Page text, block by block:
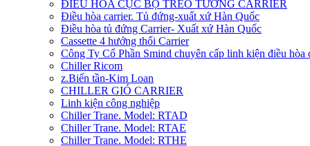
ĐIỀU HÒA CỤC BỘ TREO TƯỜNG CARRIER
Điều hòa carrier. Tủ đứng-xuất xứ Hàn Quốc
Điều hòa tủ đứng Carrier- Xuất xứ Hàn Quốc
Cassette 4 hướng thổi Carrier
Công Ty Cổ Phần Smind chuyên cấp linh kiện điều hòa
Chiller Ricom
z.Biến tần-Kim Loan
CHILLER GIÓ CARRIER
Linh kiện công nghiệp
Chiller Trane. Model: RTAD
Chiller Trane. Model: RTAE
Chiller Trane. Model: RTHE